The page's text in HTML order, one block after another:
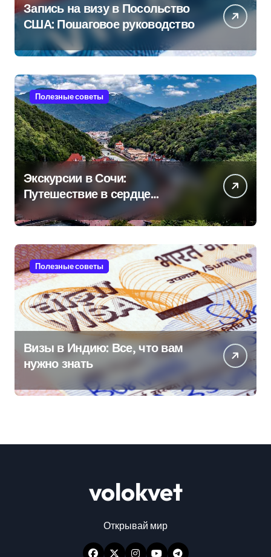
Запись на визу в Посольство
США: Пошаговое руководство
Полезные советы
Экскурсии в Сочи:
Путешествие в сердце
Черноморского курорта
Полезные советы
Визы в Индию: Все, что вам
нужно знать
volokvet
Открывай мир